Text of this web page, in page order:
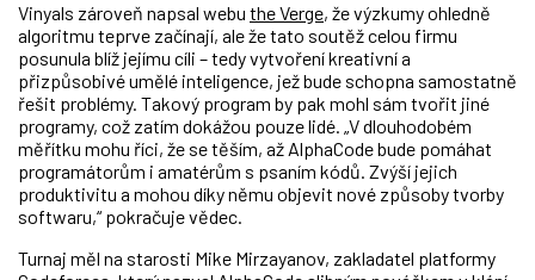
Vinyals zároveň napsal webu the Verge, že výzkumy ohledně
algoritmu teprve začínají, ale že tato soutěž celou firmu
posunula blíž jejímu cíli – tedy vytvoření kreativní a
přizpůsobivé umělé inteligence, jež bude schopna samostatně
řešit problémy. Takový program by pak mohl sám tvořit jiné
programy, což zatím dokážou pouze lidé. „V dlouhodobém
měřítku mohu říci, že se těším, až AlphaCode bude pomáhat
programátorům i amatérům s psaním kódů. Zvýší jejich
produktivitu a mohou díky němu objevit nové způsoby tvorby
softwaru,“ pokračuje vědec.
Turnaj měl na starosti Mike Mirzayanov, zakladatel platformy